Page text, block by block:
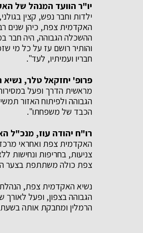
יו"ר הוועד המנהל של
ילדות וחבר נפש, קצין
האקדמית צפת, כיהן שנים
ההשכלה הגבוהה, היה חבר
והותיר רושם עז על כל מי
חבריו ועמיתיו, לעד".
פרופ' יחזקאל טלר,
מראשית הדרך ופעל
הגבוהה ולפיתוח האזור
הכבד של משפחתו".
רו"ח יהודה עוז, מנכ"ל
האקדמית צפת ואחראי
צניעות, בחריפות ונחישות
צפת כולה משתתפת בצער
נשיא האקדמית צפת,
הגבוהה בצפון, ופעל
הרמלין ומחבקת אותה